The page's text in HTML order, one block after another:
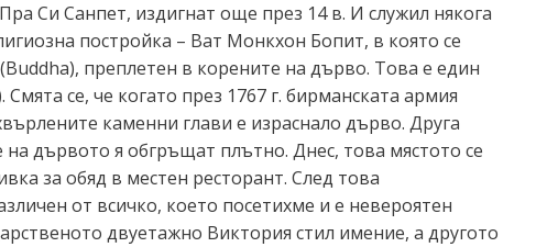
Си Санпет, издигнат още през 14 в. И служил някога
постройка – Ват Монкхон Бопит, в която се
преплетен в корените на дърво. Това е един
се, че когато през 1767 г. бирманската армия
каменни глави е израснало дърво. Друга
на дървото я обгръщат плътно. Днес, това мястото се
за обяд в местен ресторант. След това
от всичко, което посетихме и е невероятен
двуетажно Виктория стил имение, а другото